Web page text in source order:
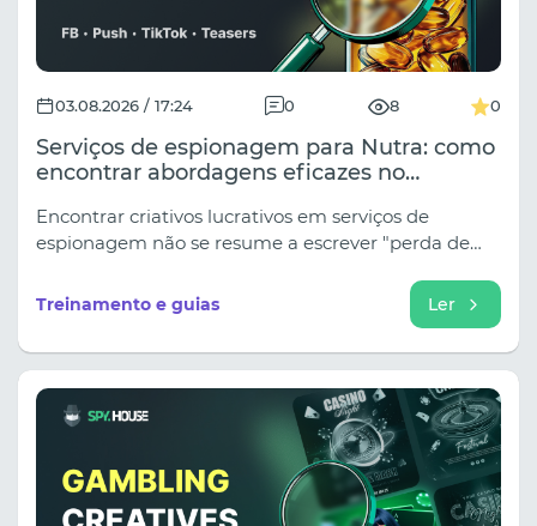
03.08.2026 / 17:24 0 8 0
Serviços de espionagem para Nutra: como
encontrar abordagens eficazes no
notificações push.
Encontrar criativos lucrativos em serviços de
espionagem não se resume a escrever "perda de
tráfego, o segmento de Nutra divide-se em dezenas
de subnichos (Perda de Peso, Articulações,
Hipertensão, Rejuvenescimento, Nutra para
Adultos), e as abordagens variam drasticamente
dependendo da fonte de tráfego.
Treinamento e guias Ler